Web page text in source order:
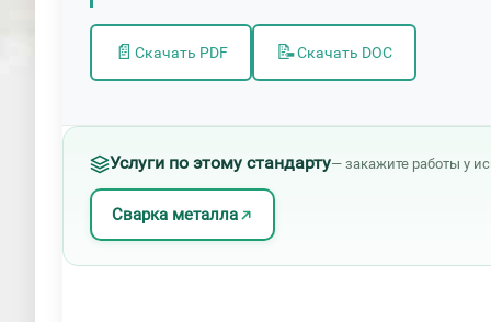
📄 Скачать PDF 📝Скачать DOC
Услуги по этому стандарту— закажите работы у
Сварка металла